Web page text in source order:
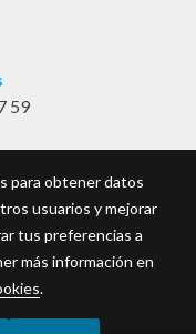
59
para obtener datos
usuarios y mejorar
tus preferencias a
más información en
.